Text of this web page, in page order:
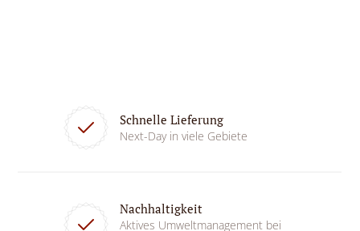
Schnelle Lieferung
Next-Day in viele Gebiete
Nachhaltigkeit
Aktives Umweltmanagement bei